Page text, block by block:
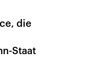
die
Staat